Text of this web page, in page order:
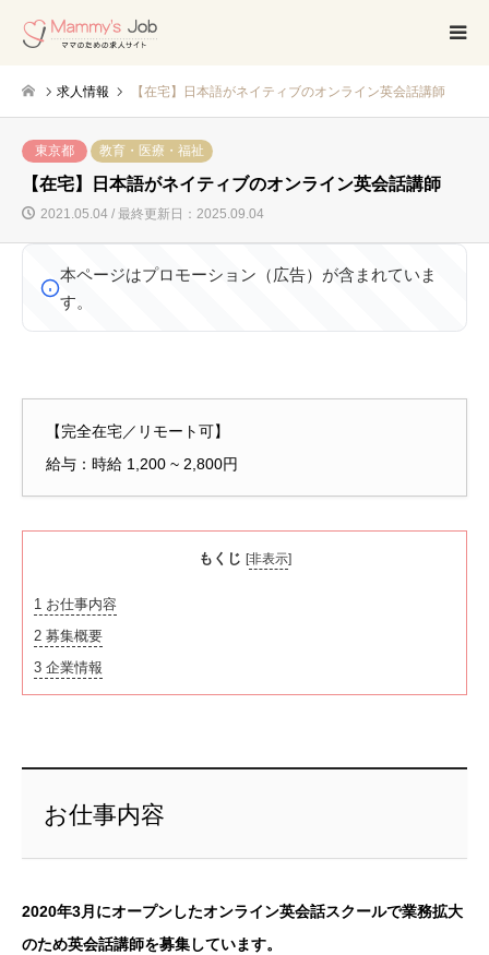
求人情報 【在宅】日本語がネイティブのオンライン英会話講師
東京都 教育・医療・福祉
【在宅】日本語がネイティブのオンライン英会話講師
2021.05.04 / 最終更新日：2025.09.04
本ページはプロモーション（広告）が含まれていま
す。
【完全在宅／リモート可】
給与：時給 1,200 ~ 2,800円
もくじ [非表示]
1 お仕事内容
2 募集概要
3 企業情報
お仕事内容
2020年3月にオープンしたオンライン英会話スクールで業務拡大
のため英会話講師を募集しています。